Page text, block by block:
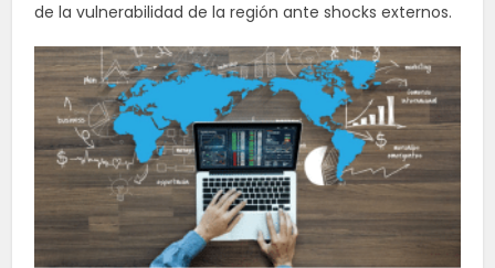
de la vulnerabilidad de la región ante shocks externos.